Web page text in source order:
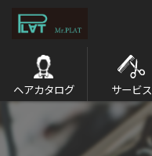
ヘアカタログ サービス